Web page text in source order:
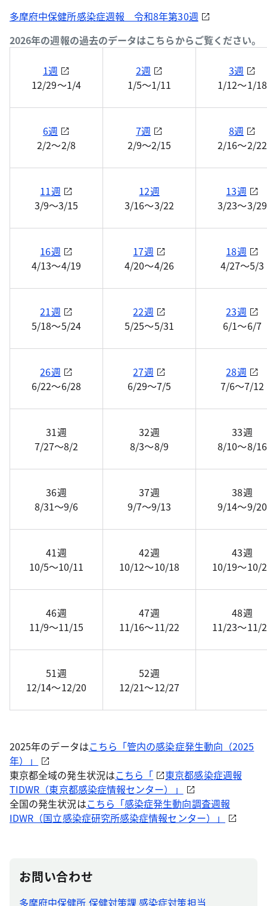
多摩府中保健所感染症週報 令和8年第30週
2026年の週報の過去のデータはこちらからご覧ください。
1週
12/29～1/4
2週
1/5～1/11
3週
1/12～1/18
6週
2/2～2/8
7週
2/9～2/15
8週
2/16～2/22
11週
3/9～3/15
12週
3/16～3/22
13週
3/23～3/29
16週
4/13～4/19
17週
4/20～4/26
18週
4/27～5/3
21週
5/18～5/24
22週
5/25～5/31
23週
6/1～6/7
26週
6/22～6/28
27週
6/29～7/5
28週
7/6～7/12
31週
7/27～8/2
32週
8/3～8/9
33週
8/10～8/16
36週
8/31～9/6
37週
9/7～9/13
38週
9/14～9/20
41週
10/5～10/11
42週
10/12～10/18
43週
10/19～10/
46週
11/9～11/15
47週
11/16～11/22
48週
11/23～11/
51週
12/14～12/20
52週
12/21～12/27
2025年のデータはこちら「管内の感染症発生動向（2025
年）」
東京都全域の発生状況はこちら「
東京都感染症週報
TIDWR（東京都感染症情報センター）」
全国の発生状況はこちら「感染症発生動向調査週報
IDWR（国立感染症研究所感染症情報センター）」
お問い合わせ
多摩府中保健所 保健対策課 感染症対策担当